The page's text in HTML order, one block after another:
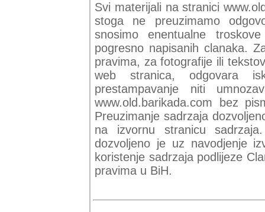
Svi materijali na stranici
stoga ne preuzimamo
snosimo enentualne
pogresno napisanih clanaka.
pravima, za fotografije ili
web stranica, odgovara
prestampavanje niti
www.old.barikada.com bez
Preuzimanje sadrzaja
na izvornu stranicu
dozvoljeno je uz navodjenje
koristenje sadrzaja podlijeze
pravima u BiH.